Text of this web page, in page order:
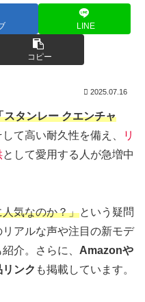
LINE
コピー
2025.07.16
スタンレー クエンチャ
て高い耐久性を備え、
リ
として愛用する人が急増中
気なのか？」という疑問
アルな声や注目の新モデ
介。さらに、 Amazonや
ンク も掲載しています。